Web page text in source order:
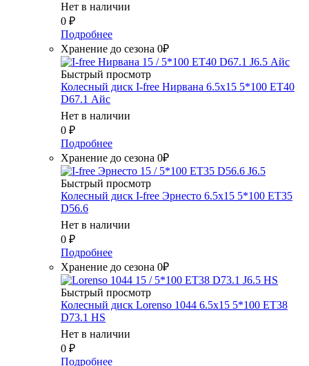
Нет в наличии
0 ₽
Подробнее
Хранение до сезона 0₽
Быстрый просмотр
Колесный диск I-free Нирвана 6.5x15 5*100 ET40
D67.1 Айс
Нет в наличии
0 ₽
Подробнее
Хранение до сезона 0₽
Быстрый просмотр
Колесный диск I-free Эрнесто 6.5x15 5*100 ET35
D56.6
Нет в наличии
0 ₽
Подробнее
Хранение до сезона 0₽
Быстрый просмотр
Колесный диск Lorenso 1044 6.5x15 5*100 ET38
D73.1 HS
Нет в наличии
0 ₽
Подробнее